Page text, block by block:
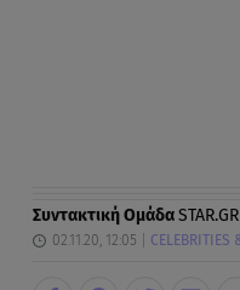
Συντακτική ΟμάδαSTAR.GR
02.11.20, 12:05